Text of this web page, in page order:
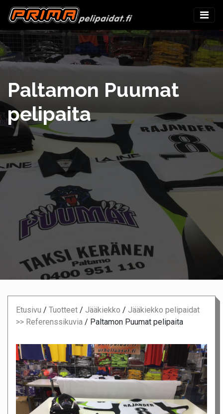
Paltamon Puumat
pelipaita
Etusivu / Tuotteet / Jääkiekko / Jääkiekko pelipaidat
>> Referenssikuvia / Paltamon Puumat pelipaita